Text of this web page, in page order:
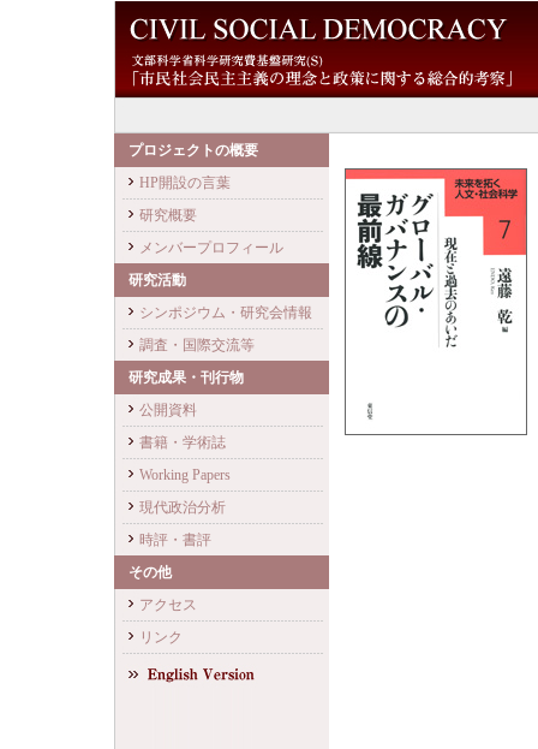
プロジェクトの概要
HP開設の言葉
研究概要
メンバープロフィール
研究活動
シンポジウム・研究会情報
調査・国際交流等
研究成果・刊行物
公開資料
書籍・学術誌
Working Papers
現代政治分析
時評・書評
その他
アクセス
リンク